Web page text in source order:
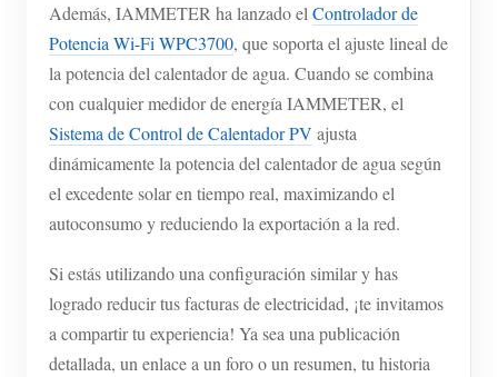
Explorar sitios
Ranking FV
Además, IAMMETER ha lanzado elControlador de
Potencia Wi-Fi WPC3700, que soporta el ajuste lineal de
la potencia del calentador de agua. Cuando se combina
con cualquier medidor de energía IAMMETER, el
Sistema de Control de Calentador PV ajusta
dinámicamente la potencia del calentador de agua según
el excedente solar en tiempo real, maximizando el
autoconsumo y reduciendo la exportación a la red.
Si estás utilizando una configuración similar y has
logrado reducir tus facturas de electricidad, ¡te invitamos
a compartir tu experiencia! Ya sea una publicación
detallada, un enlace a un foro o un resumen, tu historia